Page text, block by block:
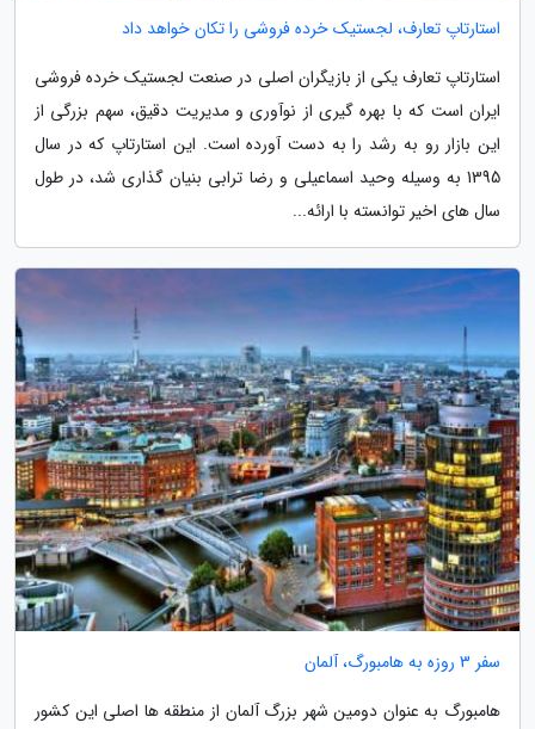
استارتاپ تعارف، لجستیک خرده فروشی را تکان خواهد داد
استارتاپ تعارف یکی از بازیگران اصلی در صنعت لجستیک خرده فروشی
ایران است که با بهره گیری از نوآوری و مدیریت دقیق، سهم بزرگی از
این بازار رو به رشد را به دست آورده است. این استارتاپ که در سال
1395 به وسیله وحید اسماعیلی و رضا ترابی بنیان گذاری شد، در طول
سال های اخیر توانسته با ارائه...
سفر 3 روزه به هامبورگ، آلمان
هامبورگ به عنوان دومین شهر بزرگ آلمان از منطقه ها اصلی این کشور